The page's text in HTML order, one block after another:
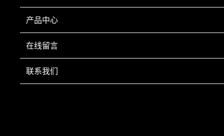
产品中心
在线留言
联系我们